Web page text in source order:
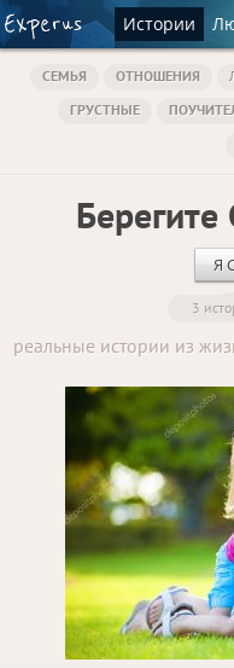
Истории
СЕМЬЯ ОТНОШЕНИЯ
ГРУСТНЫЕ
Я
3
реальные истории из